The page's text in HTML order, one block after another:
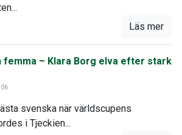
Läs mer
femma – Klara Borg elva efter stark
svenska när världscupens
i Tjeckien...